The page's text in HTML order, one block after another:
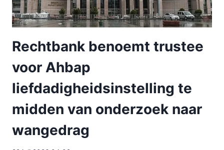
Rechtbank benoemt trustee
voor Ahbap
liefdadigheidsinstelling te
midden van onderzoek naar
wangedrag